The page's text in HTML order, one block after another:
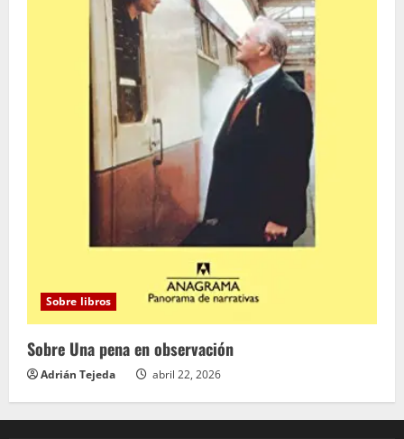
Sobre libros
Sobre Una pena en observación
Adrián Tejeda abril 22, 2026